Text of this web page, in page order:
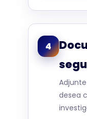
4
desea